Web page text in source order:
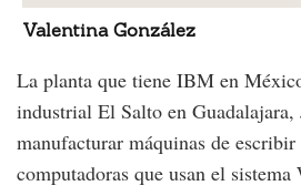
Valentina González
La planta que tiene IBM en
industrial El Salto en Guadalajara,
manufacturar máquinas de
computadoras que usan el sistema